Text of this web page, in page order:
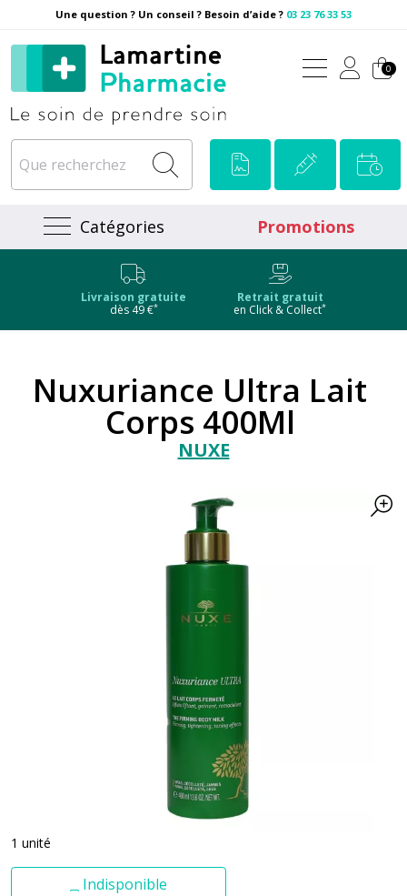
Une question ? Un conseil ? Besoin d’aide ? 03 23 76 33 53
Pharmacie Lamartine
0
Catégories Promotions
Livraison gratuite
dès 49 €*
Retrait gratuit
en Click & Collect*
Nuxuriance Ultra Lait
Corps 400Ml
NUXE
1 unité
Indisponible